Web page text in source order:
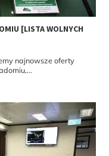
[LISTA WOLNYCH
najnowsze oferty